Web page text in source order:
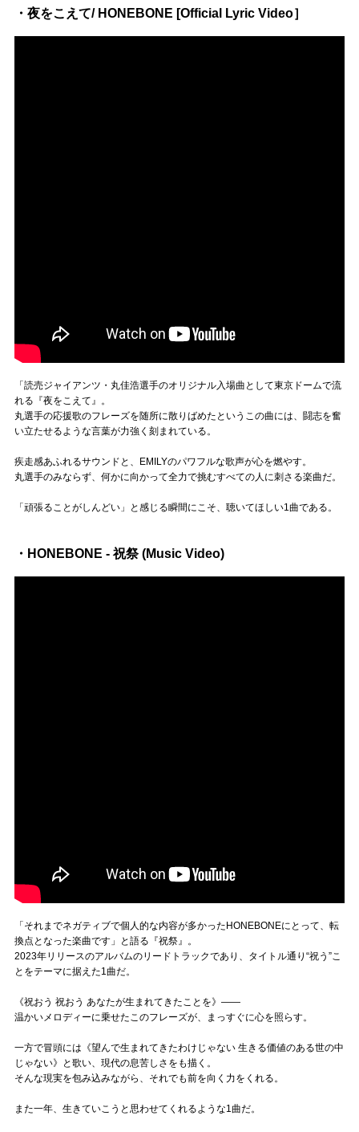
・夜をこえて/ HONEBONE [Official Lyric Video］
「読売ジャイアンツ・丸佳浩選手のオリジナル入場曲として東京ドームで流
れる『夜をこえて』。
丸選手の応援歌のフレーズを随所に散りばめたというこの曲には、闘志を奮
い立たせるような言葉が力強く刻まれている。
疾走感あふれるサウンドと、EMILYのパワフルな歌声が心を燃やす。
丸選手のみならず、何かに向かって全力で挑むすべての人に刺さる楽曲だ。
「頑張ることがしんどい」と感じる瞬間にこそ、聴いてほしい1曲である。
・HONEBONE - 祝祭 (Music Video)
「それまでネガティブで個人的な内容が多かったHONEBONEにとって、転
換点となった楽曲です」と語る『祝祭』。
2023年リリースのアルバムのリードトラックであり、タイトル通り“祝う”こ
とをテーマに据えた1曲だ。
《祝おう 祝おう あなたが生まれてきたことを》――
温かいメロディーに乗せたこのフレーズが、まっすぐに心を照らす。
一方で冒頭には《望んで生まれてきたわけじゃない 生きる価値のある世の中
じゃない》と歌い、現代の息苦しさをも描く。
そんな現実を包み込みながら、それでも前を向く力をくれる。
また一年、生きていこうと思わせてくれるような1曲だ。